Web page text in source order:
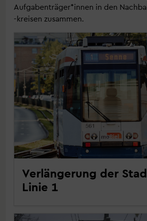
Aufgabenträger*innen in den
-kreisen zusammen.
Verlängerung der
Linie 1